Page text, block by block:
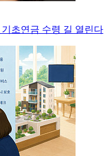
초연금 수령 길 열린다